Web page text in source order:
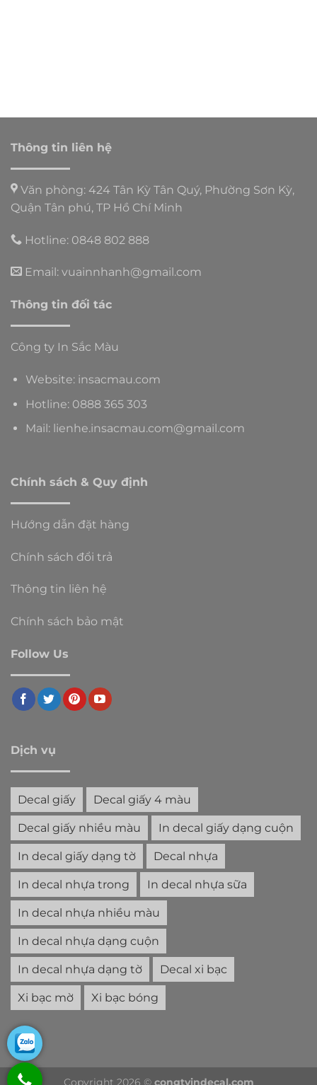
Thông tin liên hệ
Văn phòng: 424 Tân Kỳ Tân Quý, Phường Sơn Kỳ,
Quận Tân phú, TP Hồ Chí Minh
Hotline: 0848 802 888
Email: vuainnhanh@gmail.com
Thông tin đối tác
Công ty In Sắc Màu
Website: insacmau.com
Hotline: 0888 365 303
Mail: lienhe.insacmau.com@gmail.com
Chính sách & Quy định
Hướng dẫn đặt hàng
Chính sách đổi trả
Thông tin liên hệ
Chính sách bảo mật
Follow Us
Dịch vụ
Decal giấy Decal giấy 4 màu
Decal giấy nhiều màu In decal giấy dạng cuộn
In decal giấy dạng tờ Decal nhựa
In decal nhựa trong In decal nhựa sữa
In decal nhựa nhiều màu
In decal nhựa dạng cuộn
In decal nhựa dạng tờ Decal xi bạc
Xi bạc mờ Xi bạc bóng
Copyright 2026 © congtyindecal.com